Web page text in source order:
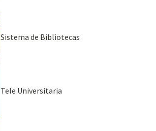
Sistema de Bibliotecas
Tele Universitaria